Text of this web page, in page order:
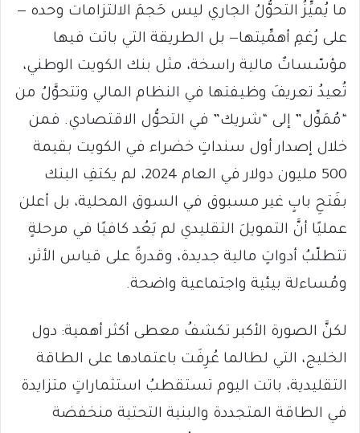
ما يُميِّزُ التحوُّلُ الجاري ليس حَجمَ الالتزامات وحده —
على رُغمِ أهمِّيتها— بل الطريقة التي باتت فيها
مؤسّساتٌ مالية راسخة، مثل بنك الكويت الوطني،
تُعيدُ تعريفَ وظيفتها في النظام المالي وتتحوَّلُ من
“مُمَوِّل” إلى “شريك” في التحوُّل الاقتصادي. فمن
خلال إصدار أول سنداتٍ خضراء في الكويت بقيمة
500 مليون دولار في العام 2024، لم يكتفِ البنك
بفَتحِ بابٍ غير مسبوق في السوق المحلية، بل أعلن
عمليًا أنَّ التمويلَ التقليدي لم يَعُد كافيًا في مرحلةٍ
تتطلّبُ أدواتٍ مالية جديدة، وقدرةً على قياس الأثر،
ومُساءلة بيئية واجتماعية واضحة.
لكنَّ الصورة الأكبر تكشفُ معطى أكثر أهمية: دول
الخليج، التي لطالما عُرِفَت باعتمادها على الطاقة
التقليدية، باتت اليوم تستقطبُ استثماراتٍ متزايدة
في الطاقة المتجددة والبنية التحتية منخفضة